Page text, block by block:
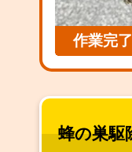
作業完
蜂の巣駆